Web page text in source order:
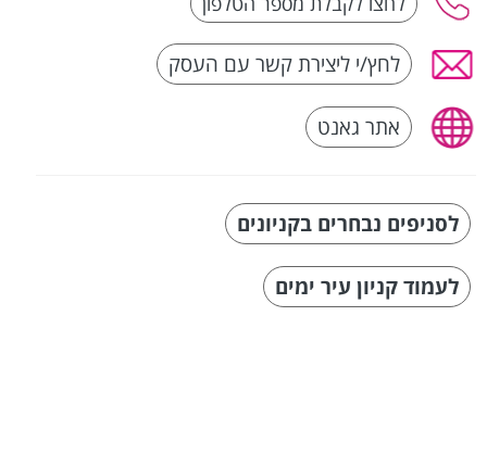
לחץ/י ליצירת קשר עם העסק
אתר גאנט
לסניפים נבחרים בקניונים
לעמוד קניון עיר ימים